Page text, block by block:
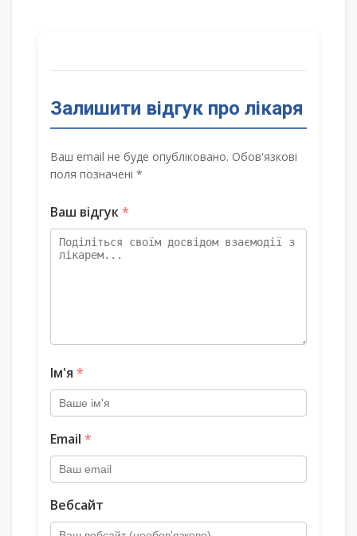
Залишити відгук про лікаря
Ваш email не буде опубліковано. Обов'язкові
поля позначені *
Ваш відгук*
Ім'я *
Email *
Вебсайт